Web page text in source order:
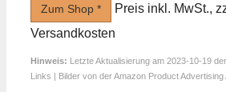
Zum Shop *
Preis inkl. MwSt.,
Versandkosten
Hinweis: Letzte Aktualisierung am 2023-10-19
Links | Bilder von der Amazon Product Advertising